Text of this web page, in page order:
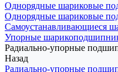
Однорядные шариковые
Однорядные шариковые
Самоустанавливающиеся
Упорные
Радиально-упорные
Назад
Радиально-упорные